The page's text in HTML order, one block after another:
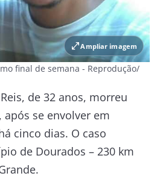
open_in_fullAmpliar imagem
final de semana - Reprodução/
de 32 anos, morreu
após se envolver em
cinco dias. O caso
de Dourados – 230 km